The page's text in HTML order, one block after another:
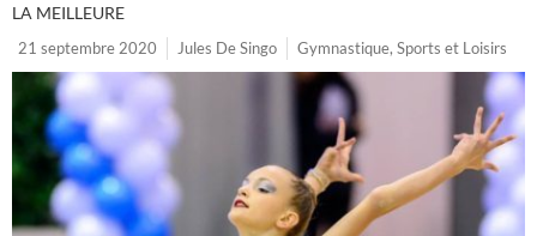
LA MEILLEURE
21 septembre 2020
Jules De Singo Gymnastique, Sports et Loisirs